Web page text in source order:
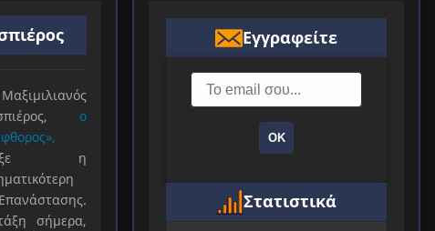
ο
η
σήμερα,
Εγγραφείτε
ΟΚ
Στατιστικά